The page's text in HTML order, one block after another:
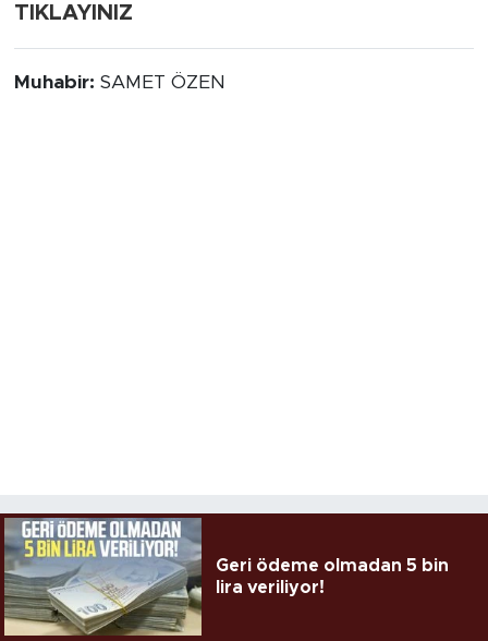
TIKLAYINIZ
Muhabir: SAMET ÖZEN
Geri ödeme olmadan 5 bin
lira veriliyor!